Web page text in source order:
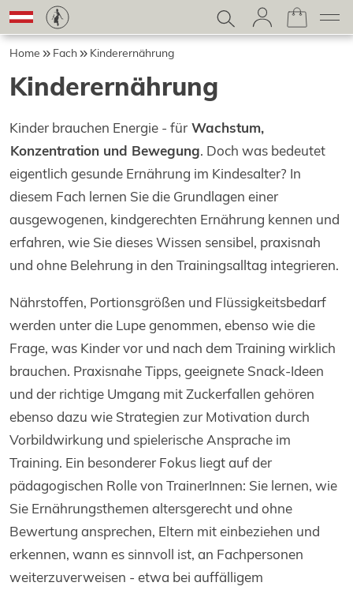
Home Fach Kinderernährung
Kinderernährung
Kinder brauchen Energie - für Wachstum,
Konzentration und Bewegung. Doch was bedeutet
eigentlich gesunde Ernährung im Kindesalter? In
diesem Fach lernen Sie die Grundlagen einer
ausgewogenen, kindgerechten Ernährung kennen und
erfahren, wie Sie dieses Wissen sensibel, praxisnah
und ohne Belehrung in den Trainingsalltag integrieren.
Nährstoffen, Portionsgrößen und Flüssigkeitsbedarf
werden unter die Lupe genommen, ebenso wie die
Frage, was Kinder vor und nach dem Training wirklich
brauchen. Praxisnahe Tipps, geeignete Snack-Ideen
und der richtige Umgang mit Zuckerfallen gehören
ebenso dazu wie Strategien zur Motivation durch
Vorbildwirkung und spielerische Ansprache im
Training. Ein besonderer Fokus liegt auf der
pädagogischen Rolle von TrainerInnen: Sie lernen, wie
Sie Ernährungsthemen altersgerecht und ohne
Bewertung ansprechen, Eltern mit einbeziehen und
erkennen, wann es sinnvoll ist, an Fachpersonen
weiterzuverweisen - etwa bei auffälligem